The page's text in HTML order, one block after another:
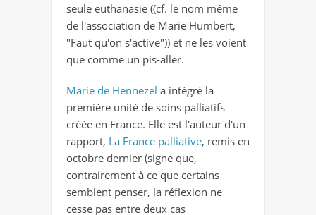
seule euthanasie ((cf. le nom même
de l'association de Marie Humbert,
"Faut qu'on s'active")) et ne les voient
que comme un pis-aller.
Marie de Hennezel a intégré la
première unité de soins palliatifs
créée en France. Elle est l'auteur d'un
rapport, La France palliative, remis en
octobre dernier (signe que,
contrairement à ce que certains
semblent penser, la réflexion ne
cesse pas entre deux cas